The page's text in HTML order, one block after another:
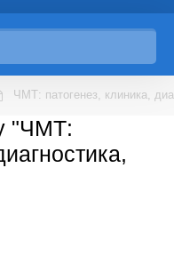
ЧМТ: патогенез, клиника,
"ЧМТ: